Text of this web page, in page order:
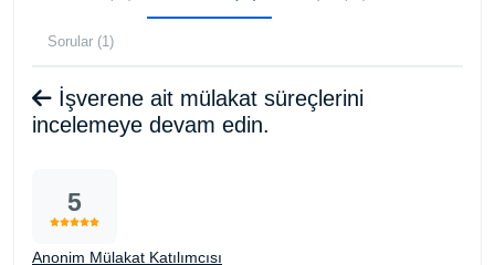
Sorular (1)
İşverene ait mülakat süreçlerini
incelemeye devam edin.
5
Anonim Mülakat Katılımcısı